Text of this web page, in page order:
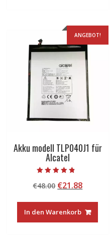
ANGEBOT!
Akku modell TLP040J1 für
Alcatel
4.50
von 5
€48.00 Ursprünglicher
war:
€48.00
€21.88
ist:
€21.88.
In den Warenkorb